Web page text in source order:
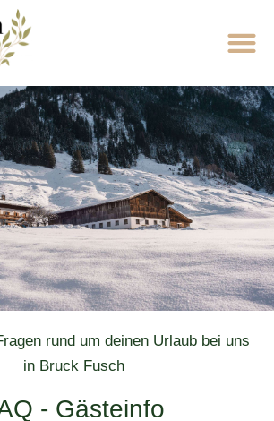
rund um deinen Urlaub bei uns
in Bruck Fusch
- Gästeinfo